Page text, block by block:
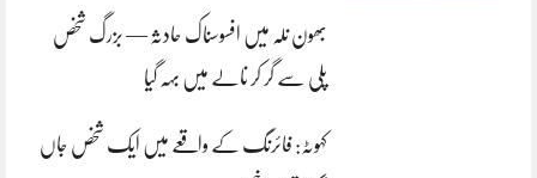
بھون نلہ میں افسوسناک حادثہ — بزرگ شخص
پلی سے گر کر نالے میں بہہ گیا
کہوٹہ: فائرنگ کے واقعے میں ایک شخص جاں